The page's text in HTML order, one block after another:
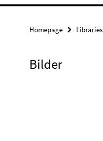
Homepage Libraries
Bilder